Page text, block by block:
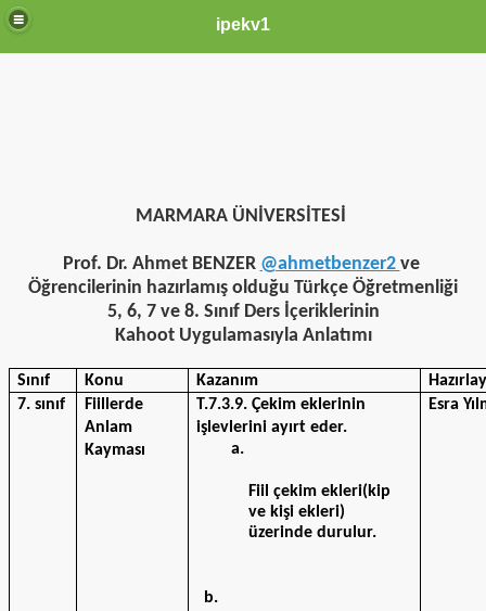
ipekv1
MARMARA ÜNİVERSİTESİ
Prof. Dr. Ahmet BENZER @ahmetbenzer2 ve
Öğrencilerinin hazırlamış olduğu Türkçe Öğretmenliği
5, 6, 7 ve 8. Sınıf Ders İçeriklerinin
Kahoot Uygulamasıyla Anlatımı
Sınıf Konu Kazanım
7. sınıf
Fiillerde
Anlam
Kayması
T.7.3.9. Çekim eklerinin
işlevlerini ayırt eder.
Fiil çekim ekleri(kip
ve kişi ekleri)
üzerinde durulur.
Esra